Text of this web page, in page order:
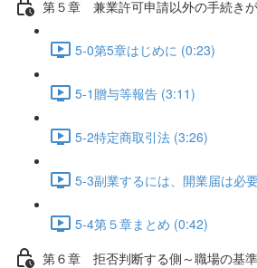
第５章 兼業許可申請以外の手続き
5-0第5章はじめに (0:23)
5-1贈与等報告 (3:11)
5-2特定商取引法 (3:26)
5-3副業するには、開業届は必
5-4第５章まとめ (0:42)
第６章 拒否判断する側～職場の基